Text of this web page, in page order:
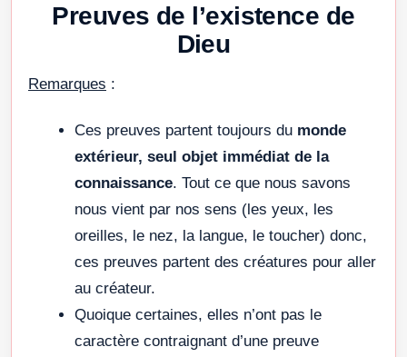
Preuves de l’existence de
Dieu
Remarques :
Ces preuves partent toujours du monde
extérieur, seul objet immédiat de la
connaissance. Tout ce que nous savons
nous vient par nos sens (les yeux, les
oreilles, le nez, la langue, le toucher) donc,
ces preuves partent des créatures pour aller
au créateur.
Quoique certaines, elles n’ont pas le
caractère contraignant d’une preuve